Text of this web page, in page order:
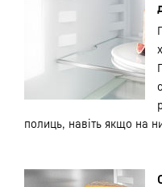
полиць, навіть якщо на